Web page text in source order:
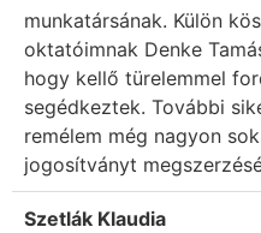
munkatársának. Külön
oktatóimnak Denke
hogy kellő türelemmel
segédkeztek. További
remélem még nagyon
jogosítványt
Szetlák Klaudia